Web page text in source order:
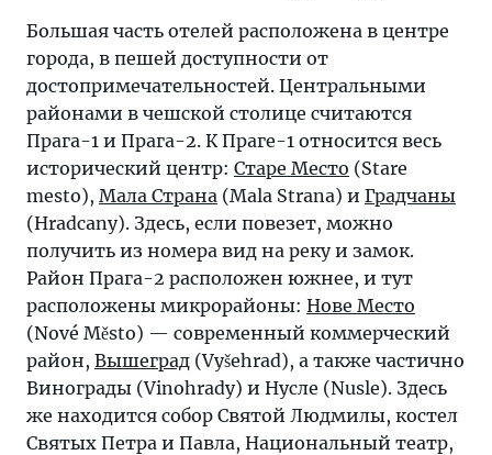
Большая часть отелей расположена в центре
города, в пешей доступности от
достопримечательностей. Центральными
районами в чешской столице считаются
Прага-1 и Прага-2. К Праге-1 относится весь
исторический центр: Старе Место (Stare
mesto), Мала Страна (Mala Strana) и Градчаны
(Hradcany). Здесь, если повезет, можно
получить из номера вид на реку и замок.
Район Прага-2 расположен южнее, и тут
расположены микрорайоны: Нове Место
(Nové Město) — современный коммерческий
район, Вышеград (Vyšehrad), а также частично
Винограды (Vinohrady) и Нусле (Nusle). Здесь
же находится собор Святой Людмилы, костел
Святых Петра и Павла, Национальный театр,